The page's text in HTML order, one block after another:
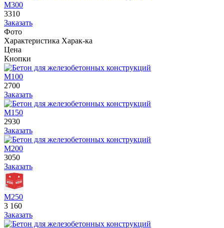
М300
3310
Заказать
Фото
Характеристика Харак-ка
Цена
Кнопки
М100
2700
Заказать
М150
2930
Заказать
М200
3050
Заказать
М250
3 160
Заказать